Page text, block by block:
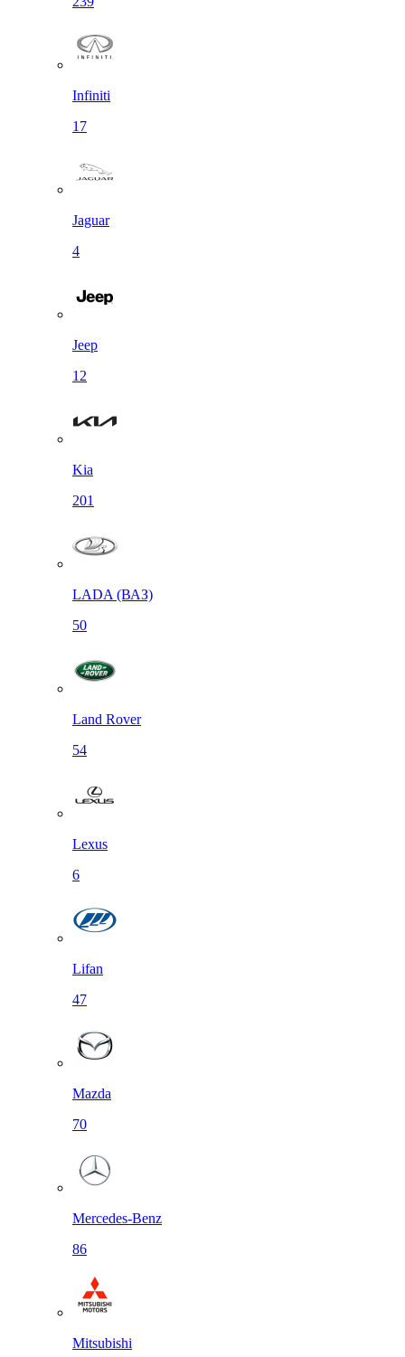
Infiniti
17
Jaguar
4
Jeep
12
Kia
201
LADA (ВАЗ)
50
Land Rover
54
Lexus
6
Lifan
47
Mazda
70
Mercedes-Benz
86
Mitsubishi